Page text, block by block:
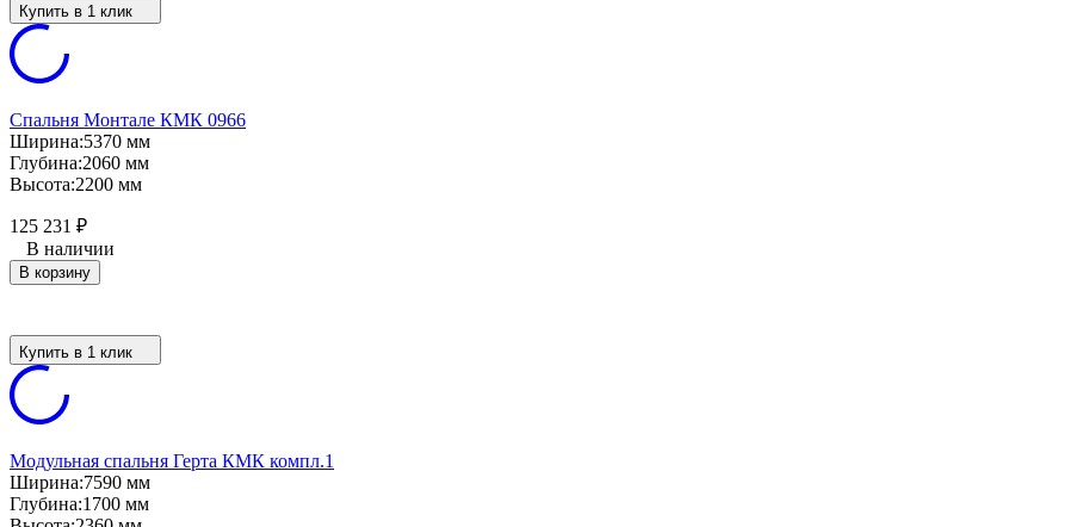
Купить в 1 клик
Спальня Монтале КМК 0966
Ширина:5370 мм
Глубина:2060 мм
Высота:2200 мм
125 231 ₽
В наличии
В корзину
Купить в 1 клик
Модульная спальня Герта КМК компл.1
Ширина:7590 мм
Глубина:1700 мм